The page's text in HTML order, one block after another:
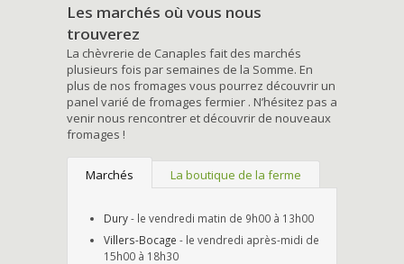
Les marchés où vous nous
trouverez
La chèvrerie de Canaples fait des marchés
plusieurs fois par semaines de la Somme. En
plus de nos fromages vous pourrez découvrir un
panel varié de fromages fermier . N’hésitez pas a
venir nous rencontrer et découvrir de nouveaux
fromages !
Marchés La boutique de la ferme
Dury- le vendredi matin de 9h00 à 13h00
Villers-Bocage - le vendredi après-midi de
15h00 à 18h30